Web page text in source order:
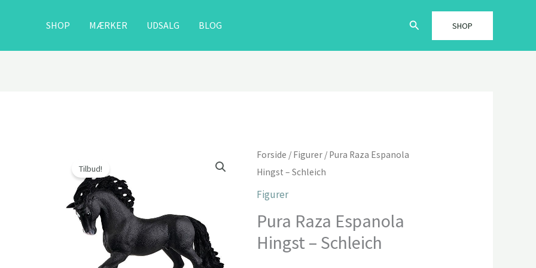
SHOP MÆRKER UDSALG BLOG Søg SHOP
Tilbud!
Forside / Figurer/ Pura Raza Espanola
Hingst – Schleich
Figurer
Pura Raza Espanola
Hingst – Schleich